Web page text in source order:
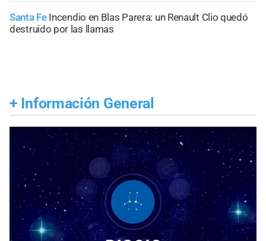
Santa Fe Incendio en Blas Parera: un Renault Clio quedó
destruido por las llamas
+ Información General